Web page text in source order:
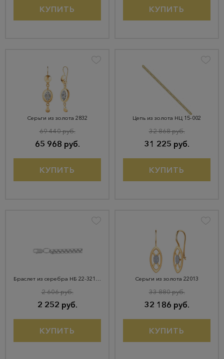
КУПИТЬ КУПИТЬ
Серьги из золота 2832
65 968 руб.
69 440 руб.
КУПИТЬ
Цепь из золота НЦ 15-002
31 225 руб.
32 868 руб.
КУПИТЬ
Браслет из серебра НБ 22-321Ю-3
2 252 руб.
2 606 руб.
КУПИТЬ
Серьги из золота 22013
32 186 руб.
33 880 руб.
КУПИТЬ